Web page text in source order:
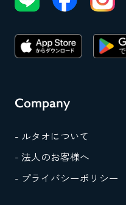
Company
- ルタオについて
- 法人のお客様へ
- プライバシーポリシー